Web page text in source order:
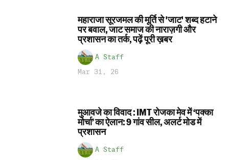
महाराजा सूरजमल की मूर्ति से 'जाट' शब्द हटाने
पर बवाल, जाट समाज की नाराज़गी और
प्रशासन का तर्क, पढ़ें पूरी ख़बर
A Staff
Mar 31, 26
मुआवजे का विवाद : IMT रोजका मेव में ‘पक्का
मोर्चा’ का ऐलान: 9 गांव सील, अलर्ट मोड में
प्रशासन
A Staff